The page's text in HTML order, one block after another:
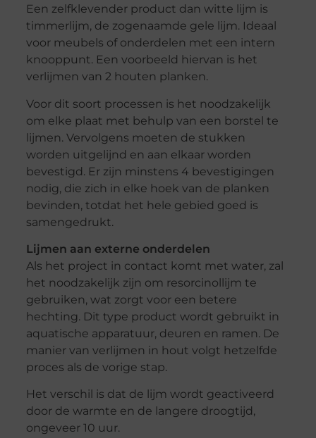
Een zelfklevender product dan witte lijm is
timmerlijm, de zogenaamde gele lijm. Ideaal
voor meubels of onderdelen met een intern
knooppunt. Een voorbeeld hiervan is het
verlijmen van 2 houten planken.
Voor dit soort processen is het noodzakelijk
om elke plaat met behulp van een borstel te
lijmen. Vervolgens moeten de stukken
worden uitgelijnd en aan elkaar worden
bevestigd. Er zijn minstens 4 bevestigingen
nodig, die zich in elke hoek van de planken
bevinden, totdat het hele gebied goed is
samengedrukt.
Lijmen aan externe onderdelen
Als het project in contact komt met water, zal
het noodzakelijk zijn om resorcinollijm te
gebruiken, wat zorgt voor een betere
hechting. Dit type product wordt gebruikt in
aquatische apparatuur, deuren en ramen. De
manier van verlijmen in hout volgt hetzelfde
proces als de vorige stap.
Het verschil is dat de lijm wordt geactiveerd
door de warmte en de langere droogtijd,
ongeveer 10 uur.